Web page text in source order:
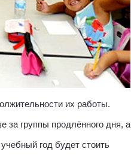
их работы.
за группы продлённого дня, а
год будет стоить